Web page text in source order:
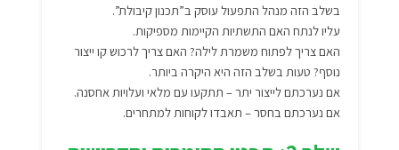
בשלב הזה מנהל התפעול עוסק ב”תכנון קיבולת”.
עליו לנתח האם התשתיות הקיימות מספיקות.
האם צריך לפתוח משמרת לילה? האם צריך לרכוש קו ייצור
נוסף? טעות בשלב הזה היא היקרה ביותר.
אם נערכתם לייצור יתר – תתקעו עם מלאי ועלויות אחסנה.
אם נערכתם בחסר – תאבדו לקוחות למתחרים.